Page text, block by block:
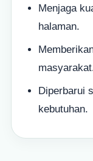
Menjaga
halaman.
Diperbarui
kebutuhan.